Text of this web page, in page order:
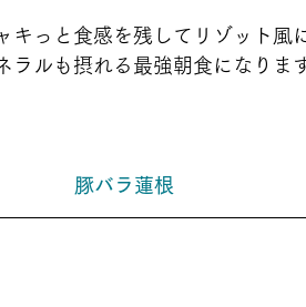
キっと食感を残してリゾット風
ルも摂れる最強朝食になりま
豚バラ蓮根